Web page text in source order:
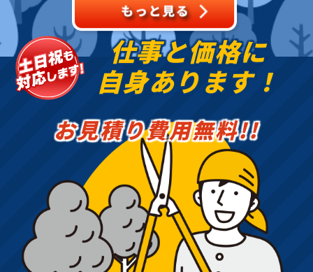
仕事と価格に
自身あります！
お見積り費用無料!!